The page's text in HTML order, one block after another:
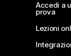
Accedi a
prova
Lezioni